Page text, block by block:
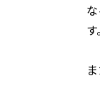
す。